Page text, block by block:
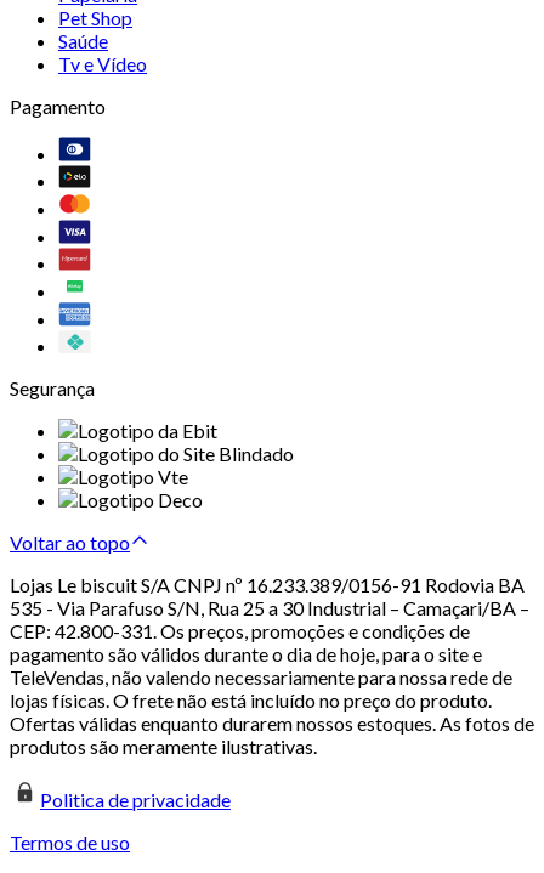
Pet Shop
Saúde
Tv e Vídeo
Pagamento
Segurança
Voltar ao topo
Lojas Le biscuit S/A CNPJ nº 16.233.389/0156-91 Rodovia BA
535 - Via Parafuso S/N, Rua 25 a 30 Industrial – Camaçari/BA –
CEP: 42.800-331. Os preços, promoções e condições de
pagamento são válidos durante o dia de hoje, para o site e
TeleVendas, não valendo necessariamente para nossa rede de
lojas físicas. O frete não está incluído no preço do produto.
Ofertas válidas enquanto durarem nossos estoques. As fotos de
produtos são meramente ilustrativas.
Politica de privacidade
Termos de uso